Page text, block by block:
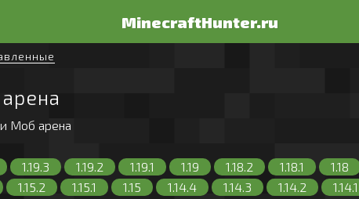
MinecraftHunter.ru
Моб арена
1.19.3 1.19.2 1.19.1 1.19 1.18.2 1.18.1 1.18
1.15.2 1.15.1 1.15 1.14.4 1.14.3 1.14.2 1.14.1